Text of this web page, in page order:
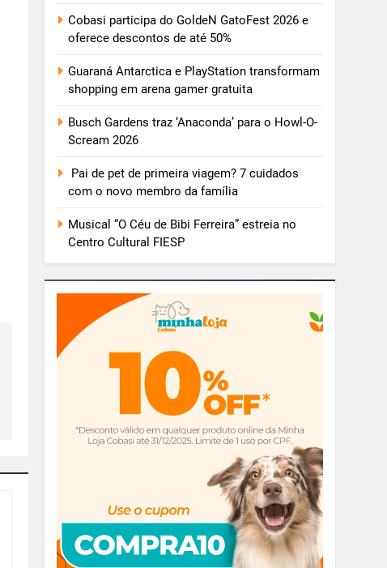
Cobasi participa do GoldeN GatoFest 2026 e
oferece descontos de até 50%
Guaraná Antarctica e PlayStation transformam
shopping em arena gamer gratuita
Busch Gardens traz ‘Anaconda’ para o Howl-O-
Scream 2026
Pai de pet de primeira viagem? 7 cuidados
com o novo membro da família
Musical “O Céu de Bibi Ferreira” estreia no
Centro Cultural FIESP